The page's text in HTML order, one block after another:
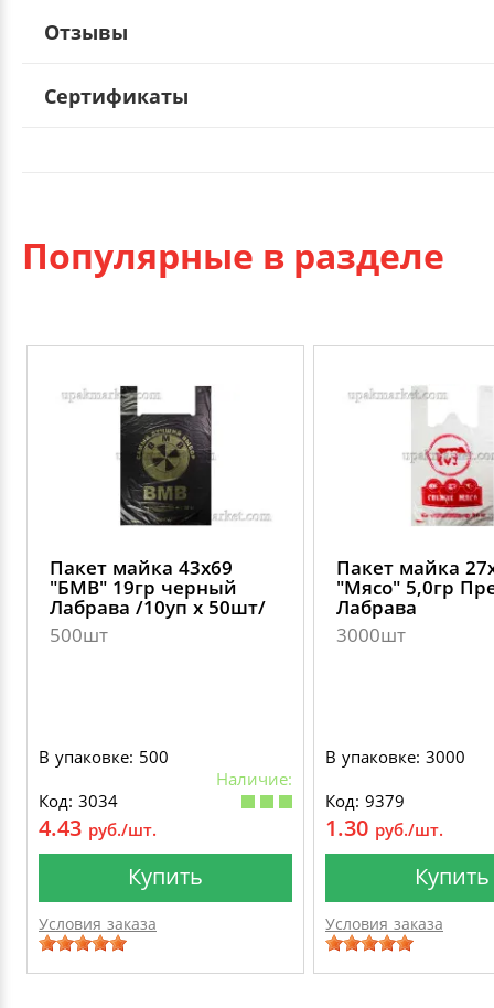
Отзывы
Сертификаты
Популярные в разделе
Пакет майка 43х69
"БМВ" 19гр черный
Лабрава /10уп х 50шт/
500шт
В упаковке: 500
Наличие:
Код: 3034
4.43 руб./шт.
Купить
Условия заказа
Пакет майка
"Мясо" 5,0гр
Лабрава
3000шт
В упаковке: 3000
Код: 9379
1.30 руб./шт.
Купить
Условия заказа